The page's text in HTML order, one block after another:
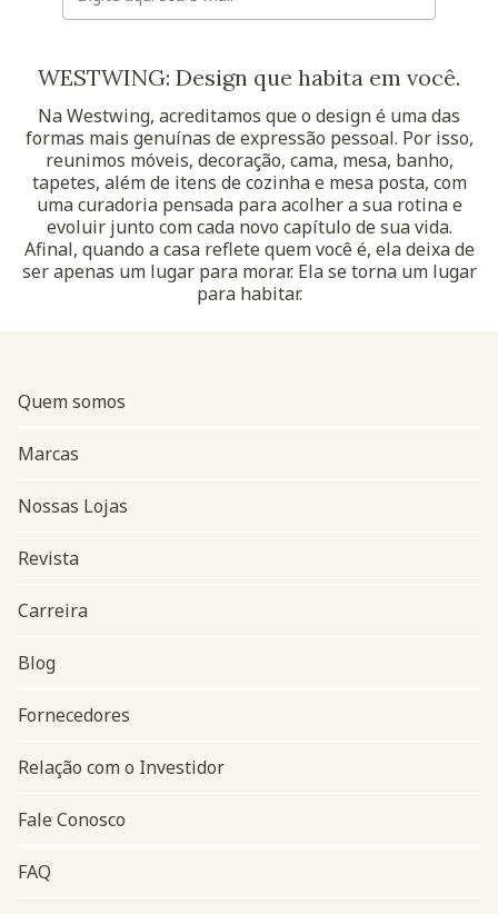
WESTWING: Design que habita em você.
Na Westwing, acreditamos que o design é uma das
formas mais genuínas de expressão pessoal. Por isso,
reunimos móveis, decoração, cama, mesa, banho,
tapetes, além de itens de cozinha e mesa posta, com
uma curadoria pensada para acolher a sua rotina e
evoluir junto com cada novo capítulo de sua vida.
Afinal, quando a casa reflete quem você é, ela deixa de
ser apenas um lugar para morar. Ela se torna um lugar
para habitar.
Navegação do rodapé
Quem somos
Marcas
Nossas Lojas
Revista
Carreira
Blog
Fornecedores
Relação com o Investidor
Fale Conosco
FAQ